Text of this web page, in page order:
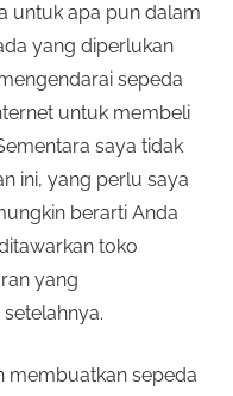
untuk apa pun dalam
yang diperlukan
sepeda
untuk membeli
saya tidak
ini, yang perlu saya
berarti Anda
toko
yang
membuatkan sepeda